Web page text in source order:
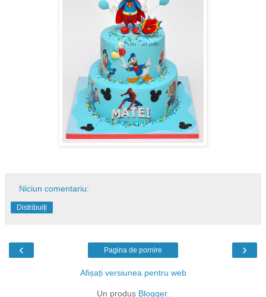
Niciun comentariu:
Distribuiți
‹ ›
Pagina de pornire
Afișați versiunea pentru web
Un produs Blogger.